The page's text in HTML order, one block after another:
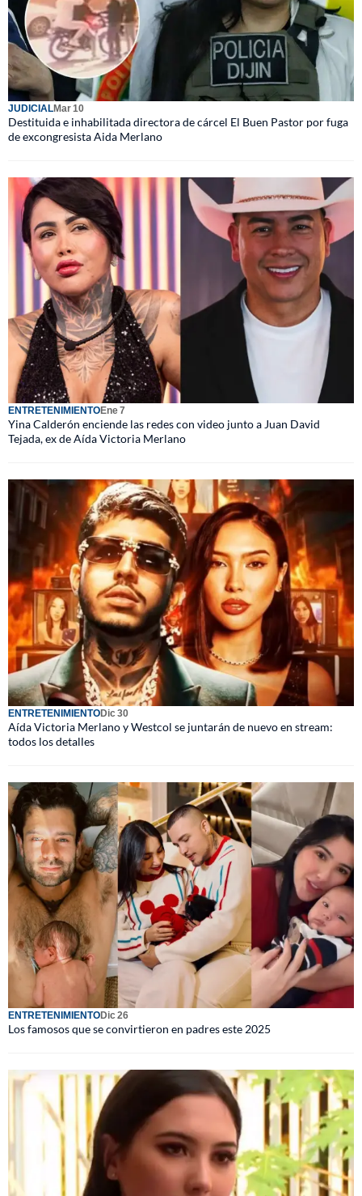
JUDICIALMar 10
Destituida e inhabilitada directora de cárcel El Buen Pastor por fuga
de excongresista Aida Merlano
ENTRETENIMIENTOEne 7
Yina Calderón enciende las redes con video junto a Juan David
Tejada, ex de Aída Victoria Merlano
ENTRETENIMIENTODic 30
Aída Victoria Merlano y Westcol se juntarán de nuevo en stream:
todos los detalles
ENTRETENIMIENTODic 26
Los famosos que se convirtieron en padres este 2025